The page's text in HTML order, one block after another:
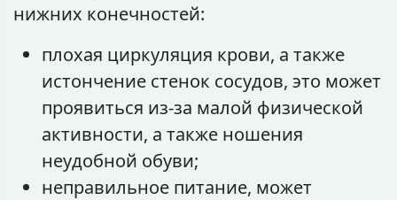
нижних конечностей:
плохая циркуляция крови, а также
истончение стенок сосудов, это может
проявиться из-за малой физической
активности, а также ношения
неудобной обуви;
неправильное питание, может